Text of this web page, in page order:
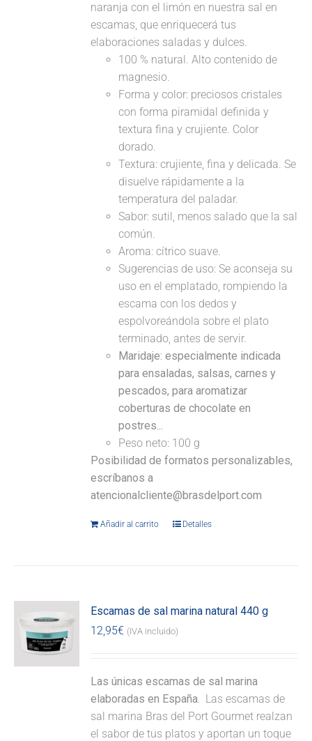
naranja con el limón en nuestra sal en
escamas, que enriquecerá tus
elaboraciones saladas y dulces.
100 % natural. Alto contenido de
magnesio.
Forma y color: preciosos cristales
con forma piramidal definida y
textura fina y crujiente. Color
dorado.
Textura: crujiente, fina y delicada. Se
disuelve rápidamente a la
temperatura del paladar.
Sabor: sutil, menos salado que la sal
común.
Aroma: cítrico suave.
Sugerencias de uso: Se aconseja su
uso en el emplatado, rompiendo la
escama con los dedos y
espolvoreándola sobre el plato
terminado, antes de servir.
Maridaje: especialmente indicada
para ensaladas, salsas, carnes y
pescados, para aromatizar
coberturas de chocolate en
postres...
Peso neto: 100 g
Posibilidad de formatos personalizables,
escríbanos a
atencionalcliente@brasdelport.com
Añadir al carrito Detalles
Escamas de sal marina natural 440 g
12,95€ (IVA incluido)
Las únicas escamas de sal marina
elaboradas en España. Las escamas de
sal marina Bras del Port Gourmet realzan
el sabor de tus platos y aportan un toque